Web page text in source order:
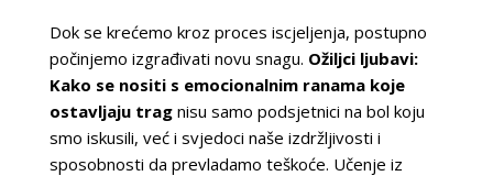
Dok se krećemo kroz proces iscjeljenja, postupno
počinjemo izgrađivati novu snagu. Ožiljci ljubavi:
Kako se nositi s emocionalnim ranama koje
ostavljaju tragnisu samo podsjetnici na bol koju
smo iskusili, već i svjedoci naše izdržljivosti i
sposobnosti da prevladamo teškoće. Učenje iz